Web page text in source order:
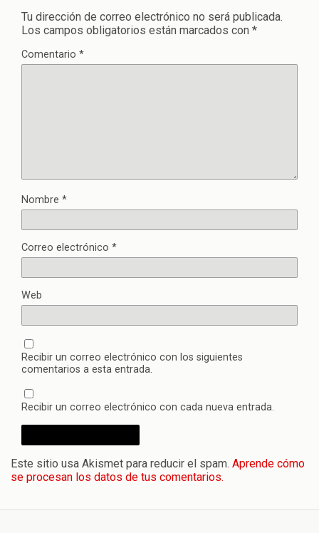
Tu dirección de correo electrónico no será publicada.
Los campos obligatorios están marcados con *
Comentario *
Nombre *
Correo electrónico *
Web
Recibir un correo electrónico con los siguientes
comentarios a esta entrada.
Recibir un correo electrónico con cada nueva entrada.
Este sitio usa Akismet para reducir el spam. Aprende cómo
se procesan los datos de tus comentarios.